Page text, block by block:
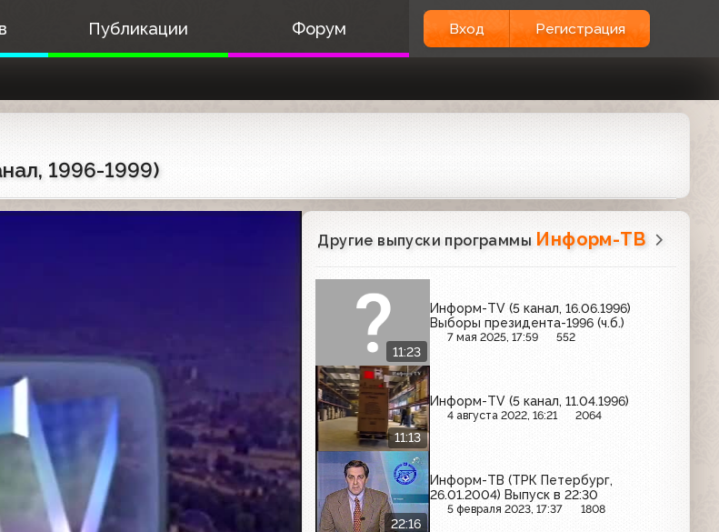
Публикации Форум Вход Регистрация
1996-1999)
Другие выпуски программы Информ-ТВ
11:23
Информ-TV (5 канал, 16.06.1996)
Выборы президента-1996 (ч.б.)
7 мая 2025, 17:59 552
11:13
Информ-TV (5 канал, 11.04.1996)
4 августа 2022, 16:21 2064
22:16
Информ-ТВ (ТРК Петербург,
26.01.2004) Выпуск в 22:30
5 февраля 2023, 17:37 1808